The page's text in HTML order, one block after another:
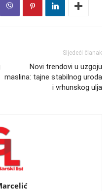
Sljedeći članak
Novi trendovi u uzgoju
maslina: tajne stabilnog uroda
i vrhunskog ulja